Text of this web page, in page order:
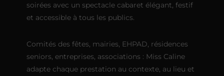
soirées avec un spectacle cabaret élégant, festif
et accessible à tous les publics.
Comités des fêtes, mairies, EHPAD, résidences
seniors, entreprises, associations : Miss Caline
adapte chaque prestation au contexte, au lieu et